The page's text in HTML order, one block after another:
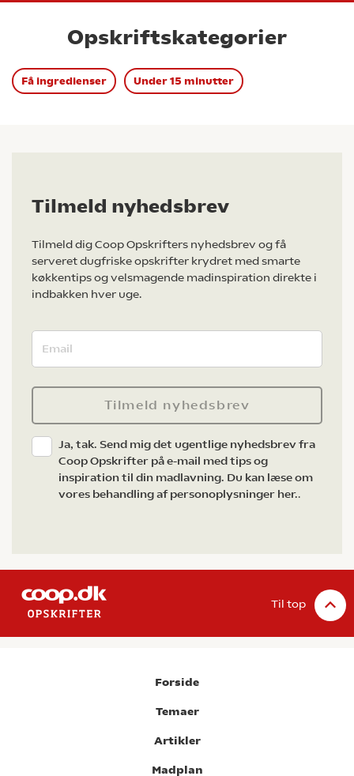
Opskriftskategorier
Få ingredienser Under 15 minutter
Tilmeld nyhedsbrev
Tilmeld dig Coop Opskrifters nyhedsbrev og få
serveret dugfriske opskrifter krydret med smarte
køkkentips og velsmagende madinspiration direkte i
indbakken hver uge.
Tilmeld nyhedsbrev
Ja, tak. Send mig det ugentlige nyhedsbrev fra
Coop Opskrifter på e-mail med tips og
inspiration til din madlavning. Du kan læse om
vores behandling af personoplysninger her..
Til top
Forside
Temaer
Artikler
Madplan